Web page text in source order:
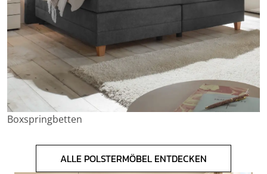
Boxspringbetten
ALLE POLSTERMÖBEL ENTDECKEN